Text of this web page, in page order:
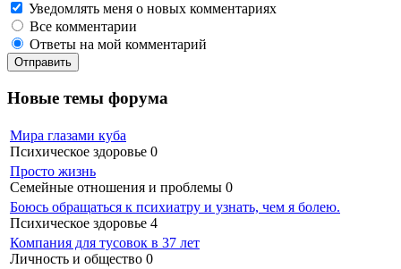
Уведомлять меня о новых комментариях
Все комментарии
Ответы на мой комментарий
Новые темы форума
Мира глазами куба
Психическое здоровье 0
Просто жизнь
Семейные отношения и проблемы 0
Боюсь обращаться к психиатру и узнать, чем я болею.
Психическое здоровье 4
Компания для тусовок в 37 лет
Личность и общество 0